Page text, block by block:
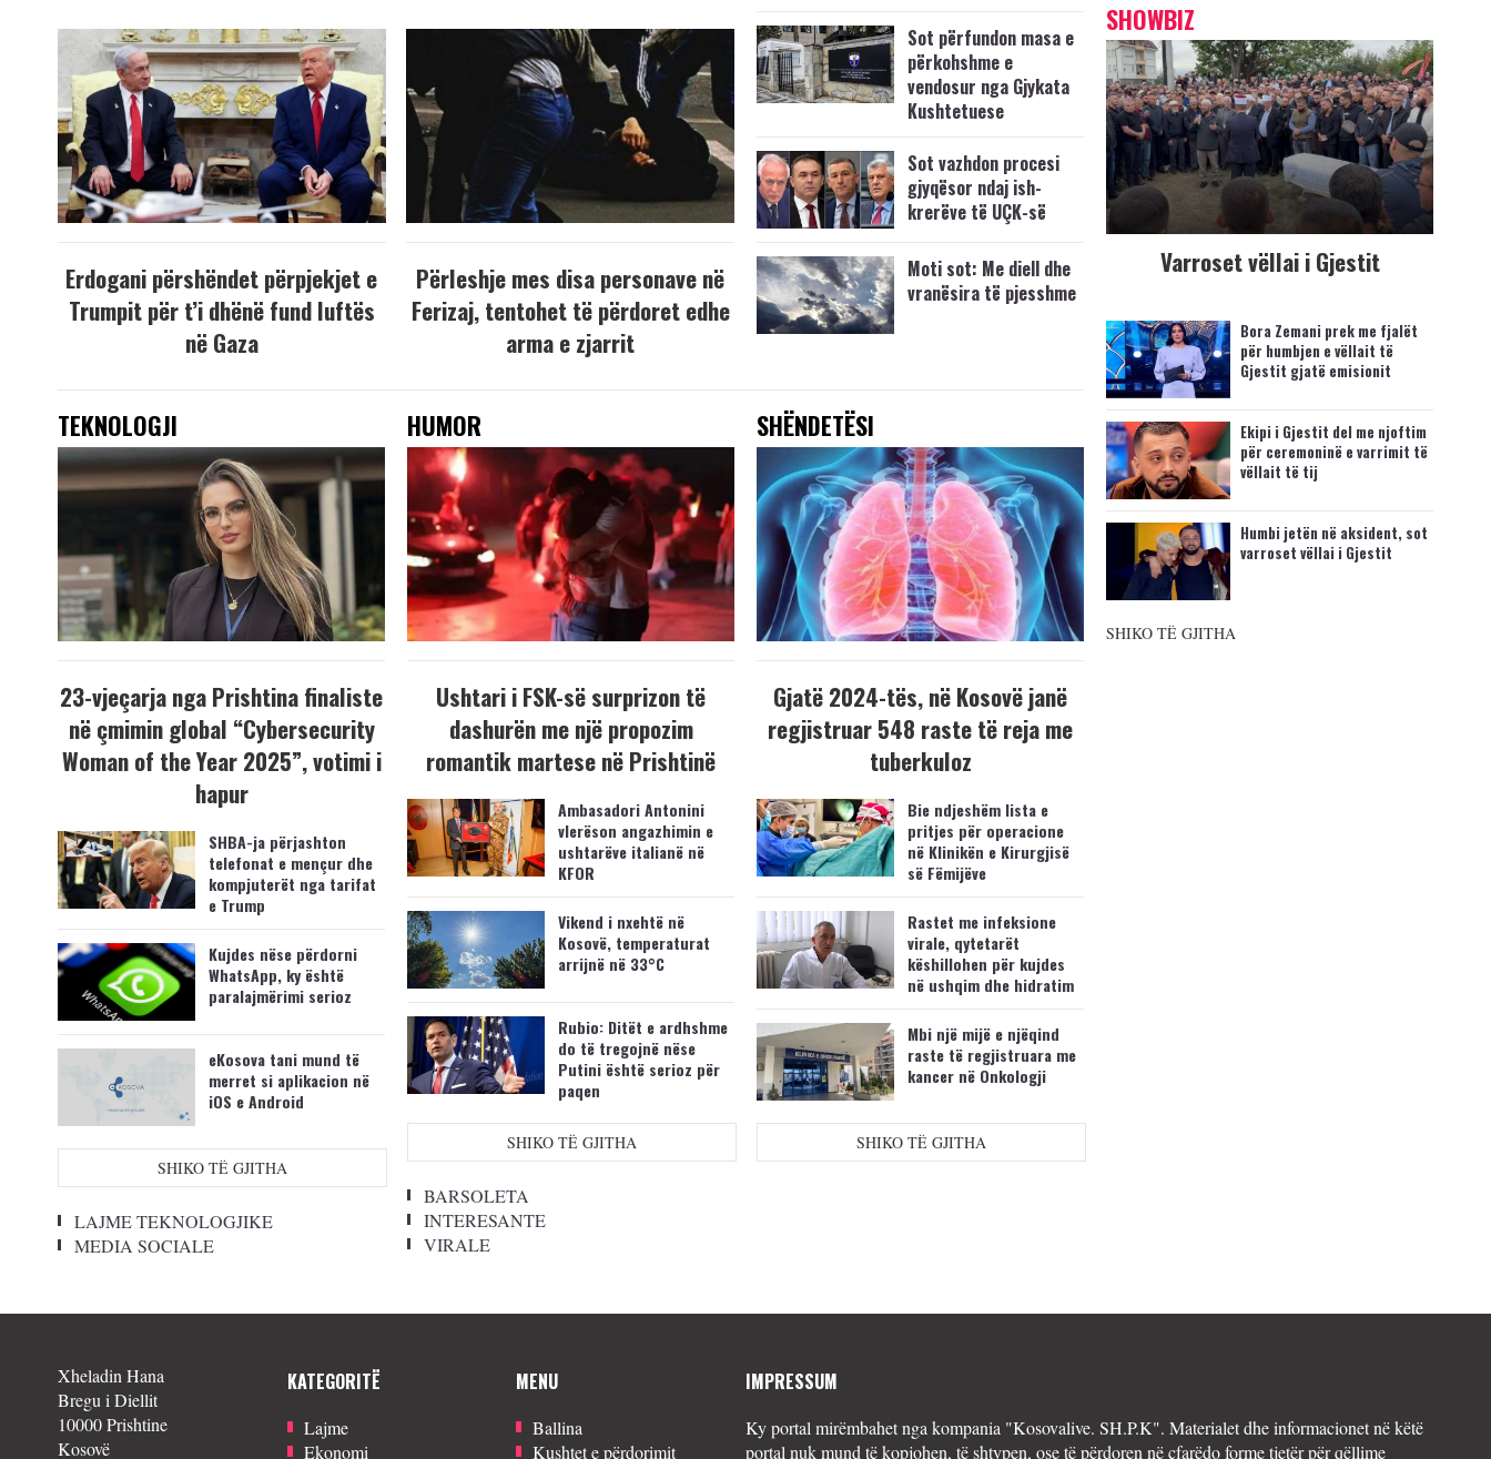
Erdogani përshëndet përpjekjet e
Trumpit për t’i dhënë fund luftës
në Gaza
Përleshje mes disa personave në
Ferizaj, tentohet të përdoret edhe
arma e zjarrit
Sot përfundon masa e
përkohshme e
vendosur nga Gjykata
Kushtetuese
Sot vazhdon procesi
gjyqësor ndaj ish-
krerëve të UÇK-së
Moti sot: Me diell dhe
vranësira të pjesshme
TEKNOLOGJI
23-vjeçarja nga Prishtina finaliste
në çmimin global “Cybersecurity
Woman of the Year 2025”, votimi i
hapur
SHBA-ja përjashton
telefonat e mençur dhe
kompjuterët nga tarifat
e Trump
Kujdes nëse përdorni
WhatsApp, ky është
paralajmërimi serioz
eKosova tani mund të
merret si aplikacion në
iOS e Android
SHIKO TË GJITHA
LAJME TEKNOLOGJIKE
MEDIA SOCIALE
HUMOR
Ushtari i FSK-së surprizon të
dashurën me një propozim
romantik martese në Prishtinë
Ambasadori Antonini
vlerëson angazhimin e
ushtarëve italianë në
KFOR
Vikend i nxehtë në
Kosovë, temperaturat
arrijnë në 33°C
Rubio: Ditët e ardhshme
do të tregojnë nëse
Putini është serioz për
paqen
SHIKO TË GJITHA
BARSOLETA
INTERESANTE
VIRALE
SHËNDETËSI
Gjatë 2024-tës, në Kosovë janë
regjistruar 548 raste të reja me
tuberkuloz
Bie ndjeshëm lista e
pritjes për operacione
në Klinikën e Kirurgjisë
së Fëmijëve
Rastet me infeksione
virale, qytetarët
këshillohen për kujdes
në ushqim dhe hidratim
Mbi një mijë e njëqind
raste të regjistruara me
kancer në Onkologji
SHIKO TË GJITHA
SHOWBIZ
Varroset vëllai i Gjestit
Bora Zemani prek me fjalët
për humbjen e vëllait të
Gjestit gjatë emisionit
Ekipi i Gjestit del me njoftim
për ceremoninë e varrimit të
vëllait të tij
Humbi jetën në aksident, sot
varroset vëllai i Gjestit
SHIKO TË GJITHA
Xheladin Hana
Bregu i Diellit
10000 Prishtine
Kosovë
KATEGORITË
Lajme
Ekonomi
MENU
Ballina
Kushtet e përdorimit
IMPRESSUM
Ky portal mirëmbahet nga kompania "Kosovalive. SH.P.K". Materialet dhe informacionet në këtë
portal nuk mund të kopjohen, të shtypen, ose të përdoren në çfarëdo forme tjetër për qëllime